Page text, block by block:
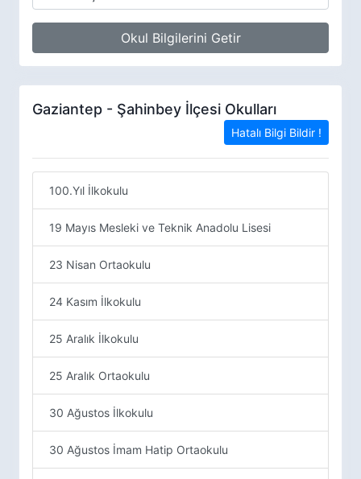
Okul Bilgilerini Getir
Gaziantep - Şahinbey İlçesi Okulları
Hatalı Bilgi Bildir !
100.Yıl İlkokulu
19 Mayıs Mesleki ve Teknik Anadolu Lisesi
23 Nisan Ortaokulu
24 Kasım İlkokulu
25 Aralık İlkokulu
25 Aralık Ortaokulu
30 Ağustos İlkokulu
30 Ağustos İmam Hatip Ortaokulu